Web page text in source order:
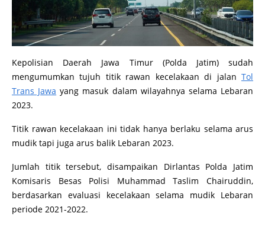
Kepolisian Daerah Jawa Timur (Polda Jatim) sudah
mengumumkan tujuh titik rawan kecelakaan di jalan Tol
Trans Jawa yang masuk dalam wilayahnya selama Lebaran
2023.
Titik rawan kecelakaan ini tidak hanya berlaku selama arus
mudik tapi juga arus balik Lebaran 2023.
Jumlah titik tersebut, disampaikan Dirlantas Polda Jatim
Komisaris Besas Polisi Muhammad Taslim Chairuddin,
berdasarkan evaluasi kecelakaan selama mudik Lebaran
periode 2021-2022.